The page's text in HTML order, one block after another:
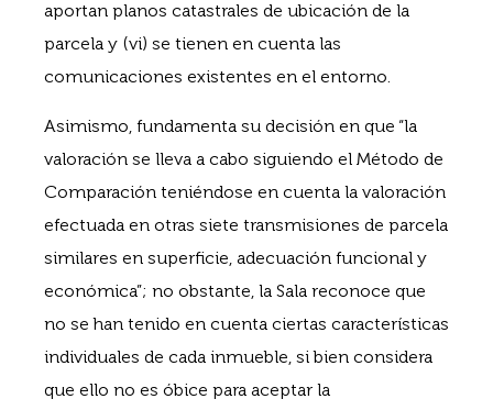
aportan planos catastrales de ubicación de la
parcela y (vi) se tienen en cuenta las
comunicaciones existentes en el entorno.
Asimismo, fundamenta su decisión en que “la
valoración se lleva a cabo siguiendo el Método de
Comparación teniéndose en cuenta la valoración
efectuada en otras siete transmisiones de parcela
similares en superficie, adecuación funcional y
económica”; no obstante, la Sala reconoce que
no se han tenido en cuenta ciertas características
individuales de cada inmueble, si bien considera
que ello no es óbice para aceptar la